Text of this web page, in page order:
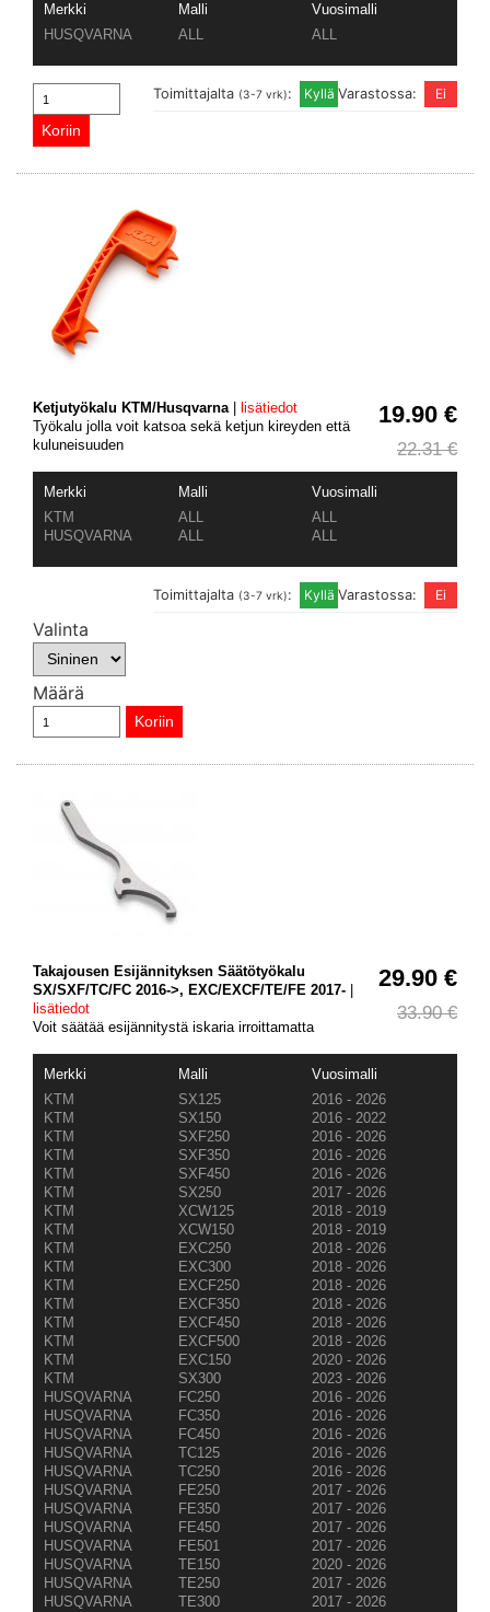
Merkki Malli
Vuosimalli
HUSQVARNA
ALL ALL
Varastossa:
Toimittajalta (3-7 vrk):
19.90 €
22.31 €
Ketjutyökalu KTM/Husqvarna
lisätiedot
Työkalu jolla voit katsoa sekä ketjun kireyden että
kuluneisuuden
Merkki Malli
Vuosimalli
KTM
ALL
ALL
HUSQVARNA
ALL ALL
Varastossa:
Toimittajalta (3-7 vrk):
Valinta
Määrä
29.90 €
33.90 €
Takajousen Esijännityksen Säätötyökalu
SX/SXF/TC/FC 2016->, EXC/EXCF/TE/FE 2017-
lisätiedot
Voit säätää esijännitystä iskaria irroittamatta
Merkki Malli
Vuosimalli
KTM
SX125
2016 - 2026
KTM
SX150
2016 - 2022
KTM
SXF250
2016 - 2026
KTM
SXF350
2016 - 2026
KTM
SXF450
2016 - 2026
KTM
SX250
2017 - 2026
KTM
XCW125
2018 - 2019
KTM
XCW150
2018 - 2019
KTM
EXC250
2018 - 2026
KTM
EXC300
2018 - 2026
KTM
EXCF250
2018 - 2026
KTM
EXCF350
2018 - 2026
KTM
EXCF450
2018 - 2026
KTM
EXCF500
2018 - 2026
KTM
EXC150
2020 - 2026
KTM
SX300
2023 - 2026
HUSQVARNA
FC250
2016 - 2026
HUSQVARNA
FC350
2016 - 2026
HUSQVARNA
FC450
2016 - 2026
HUSQVARNA
TC125
2016 - 2026
HUSQVARNA
TC250
2016 - 2026
HUSQVARNA
FE250
2017 - 2026
HUSQVARNA
FE350
2017 - 2026
HUSQVARNA
FE450
2017 - 2026
HUSQVARNA
FE501
2017 - 2026
HUSQVARNA
TE150
2020 - 2026
HUSQVARNA
TE250
2017 - 2026
HUSQVARNA
TE300 2017 - 2026